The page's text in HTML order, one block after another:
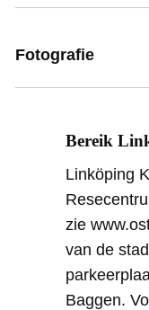
Fotografie
Bereik
Linköping
zie
van de
Baggen.